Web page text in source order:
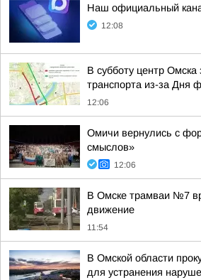
Наш официальный
12:08
В субботу центр Омска
транспорта из-за Дня
12:06
Омичи вернулись с
смыслов»
12:06
В Омске трамваи №7
движение
11:54
В Омской области
для устранения